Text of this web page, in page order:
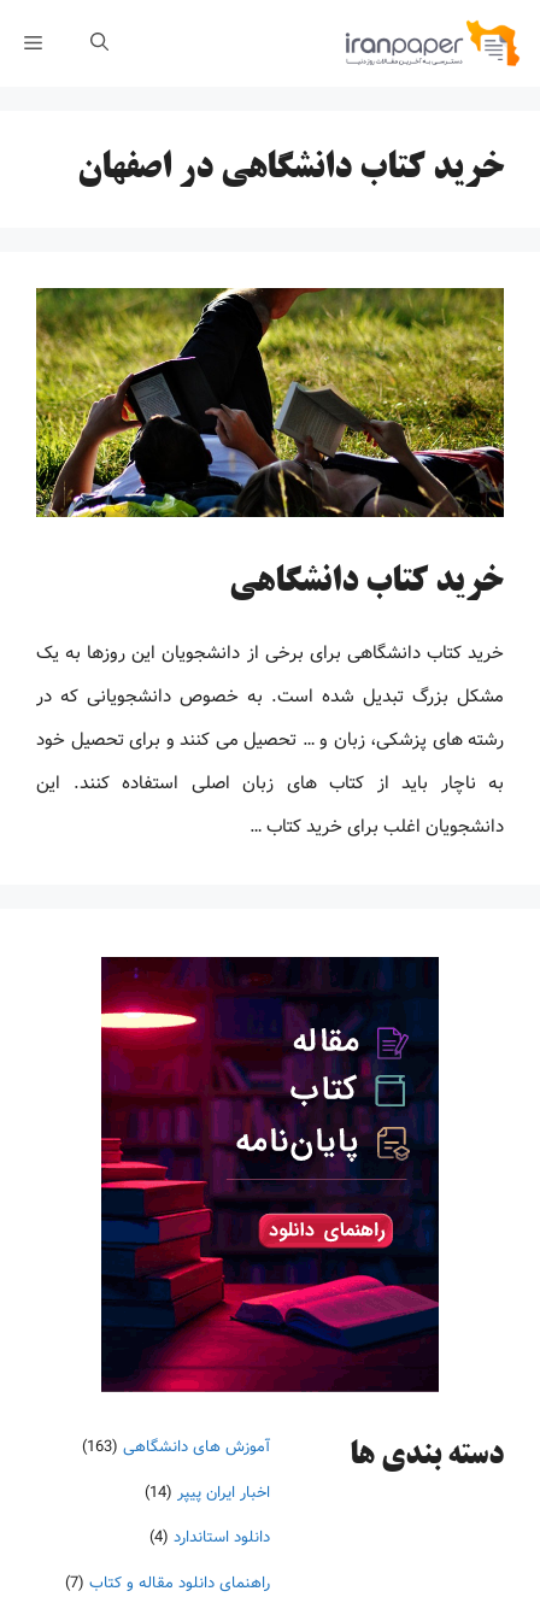
پرش
خرید کتاب دانشگاهی در اصفهان
خرید کتاب دانشگاهی
خرید کتاب دانشگاهی برای برخی از دانشجویان این روزها به یک
مشکل بزرگ تبدیل شده است. به خصوص دانشجویانی که در
رشته های پزشکی، زبان و … تحصیل می کنند و برای تحصیل خود
به ناچار باید از کتاب های زبان اصلی استفاده کنند. این
دانشجویان اغلب برای خرید کتاب …
دسته‌ بندی ها آموزش های دانشگاهی (163)
اخبار ایران پیپر (14)
دانلود استاندارد (4)
راهنمای دانلود مقاله و کتاب (7)